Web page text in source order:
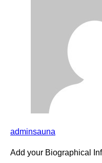
adminsauna
Add your Biographical